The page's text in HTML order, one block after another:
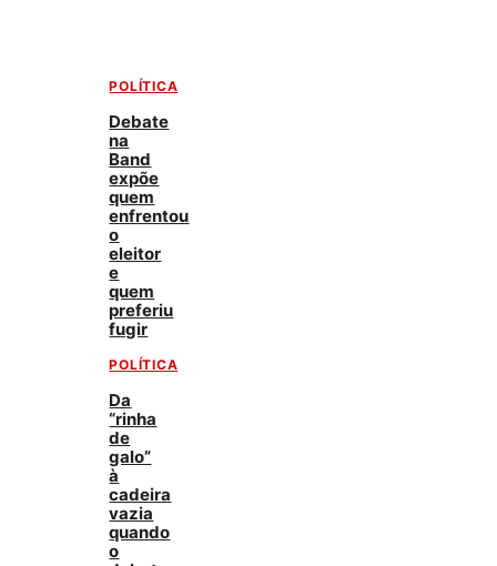
POLÍTICA
Debate
na
Band
expõe
quem
enfrentou
o
eleitor
e
quem
preferiu
fugir
POLÍTICA
Da
“rinha
de
galo”
à
cadeira
vazia
quando
o